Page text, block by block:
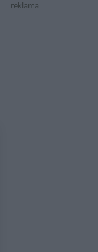
reklama